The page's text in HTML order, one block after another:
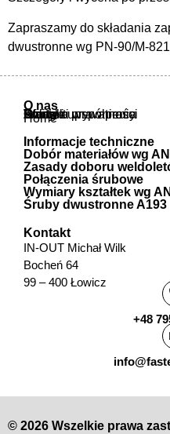
Zapraszamy do składania
dwustronne wg PN-90/M-
O nas
Home
O nas
Oferta
Atesty i uprawnienia
Warunki współpracy
Polityka prywatności
Kontakt
Informacje techniczne
Dobór materiałów wg
Zasady doboru
Połączenia śrubowe
Wymiary kształtek wg
Śruby dwustronne A193
Kontakt
IN-OUT Michał Wilk
Bocheń 64
99 – 400 Łowicz
+48
© 2026 Wszelkie prawa